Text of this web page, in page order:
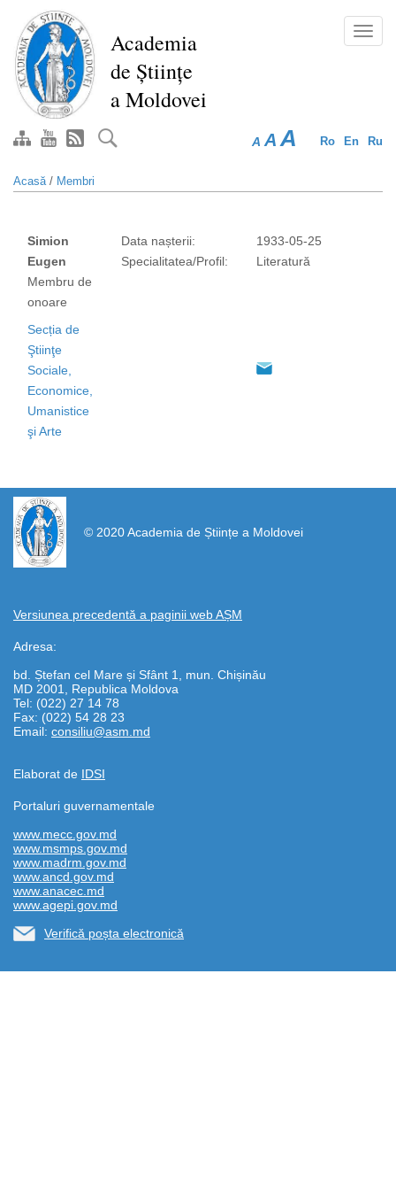
conţinutul
principal
Academia
de Științe
a Moldovei
Ro En Ru
A A A
Acasă/ Membri
Simion
Eugen
Membru de
onoare
Data nașterii:
Specialitatea/Profil:
1933-05-25
Literatură
Secția de
Ştiinţe
Sociale,
Economice,
Umanistice
şi Arte
© 2020 Academia de Științe a Moldovei
Versiunea precedentă a paginii web AȘM
Adresa:
bd. Ștefan cel Mare și Sfânt 1, mun. Chișinău
MD 2001, Republica Moldova
Tel: (022) 27 14 78
Fax: (022) 54 28 23
Email: consiliu@asm.md
Elaborat de IDSI
https://propletenie.ru/
Portaluri guvernamentale
www.mecc.gov.md
www.msmps.gov.md
www.madrm.gov.md
www.ancd.gov.md
www.anacec.md
www.agepi.gov.md
Verifică poșta electronică